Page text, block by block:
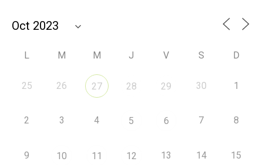
L M M J V S D
25 26 27 28 29 30 1
2 3 4 5 6 7 8
9 10 11 12 13 14 15